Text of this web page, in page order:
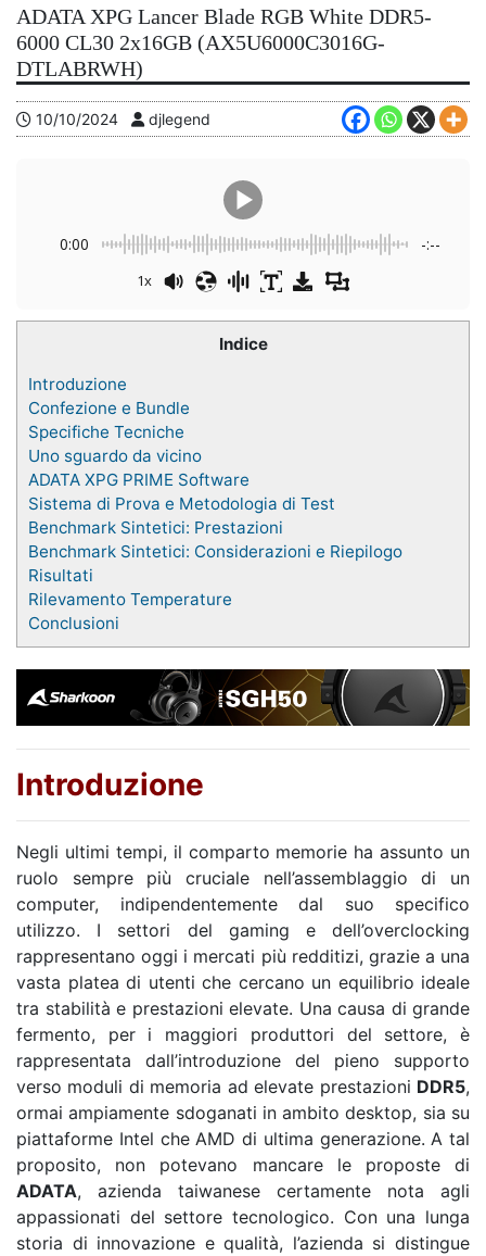
ADATA XPG Lancer Blade RGB White DDR5-
6000 CL30 2x16GB (AX5U6000C3016G-
DTLABRWH)
10/10/2024 djlegend
0:00 -:--
1x
Indice
Introduzione
Confezione e Bundle
Specifiche Tecniche
Uno sguardo da vicino
ADATA XPG PRIME Software
Sistema di Prova e Metodologia di Test
Benchmark Sintetici: Prestazioni
Benchmark Sintetici: Considerazioni e Riepilogo
Risultati
Rilevamento Temperature
Conclusioni
Introduzione
Negli ultimi tempi, il comparto memorie ha assunto un
ruolo sempre più cruciale nell’assemblaggio di un
computer, indipendentemente dal suo specifico
utilizzo. I settori del gaming e dell’overclocking
rappresentano oggi i mercati più redditizi, grazie a una
vasta platea di utenti che cercano un equilibrio ideale
tra stabilità e prestazioni elevate. Una causa di grande
fermento, per i maggiori produttori del settore, è
rappresentata dall’introduzione del pieno supporto
verso moduli di memoria ad elevate prestazioni DDR5,
ormai ampiamente sdoganati in ambito desktop, sia su
piattaforme Intel che AMD di ultima generazione. A tal
proposito, non potevano mancare le proposte di
ADATA, azienda taiwanese certamente nota agli
appassionati del settore tecnologico. Con una lunga
storia di innovazione e qualità, l’azienda si distingue